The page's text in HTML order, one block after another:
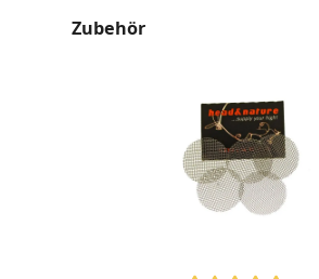
Produktgalerie überspringen
Zubehör